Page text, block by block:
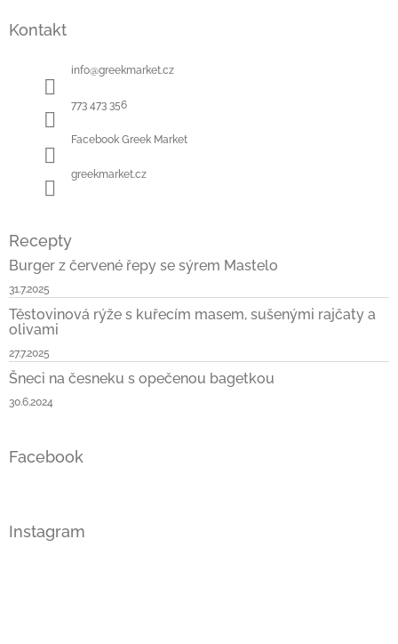
Kontakt
info@greekmarket.cz
773 473 356
Facebook Greek Market
greekmarket.cz
Recepty
Burger z červené řepy se sýrem Mastelo
31.7.2025
Těstovinová rýže s kuřecím masem, sušenými rajčaty a
olivami
27.7.2025
Šneci na česneku s opečenou bagetkou
30.6.2024
Facebook
Instagram